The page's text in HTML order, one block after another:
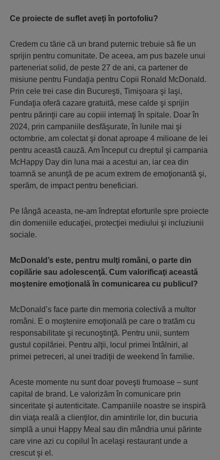
Ce proiecte de suflet aveţi în portofoliu?
Credem cu tărie că un brand puternic trebuie să fie un
sprijin pentru comunitate. De aceea, am pus bazele unui
parteneriat solid, de peste 27 de ani, ca partener de
misiune pentru Fundaţia pentru Copii Ronald McDonald.
Prin cele trei case din Bucureşti, Timişoara şi Iaşi,
Fundaţia oferă cazare gratuită, mese calde şi sprijin
pentru părinţii care au copiii internaţi în spitale. Doar în
2024, prin campaniile desfăşurate, în lunile mai şi
octombrie, am colectat şi donat aproape 4 milioane de lei
pentru această cauză. Am început cu dreptul şi campania
McHappy Day din luna mai a acestui an, iar cea din
toamnă se anunţă de pe acum extrem de emoţionantă şi,
sperăm, de impact pentru beneficiari.
Pe lângă aceasta, ne-am îndreptat eforturile spre proiecte
din domeniile educaţiei, protecţiei mediului şi incluziunii
sociale.
McDonald’s este, pentru mulţi români, o parte din
copilărie sau adolescenţă. Cum valorificaţi această
moştenire emoţională în comunicarea cu publicul?
McDonald’s face parte din memoria colectivă a multor
români. E o moştenire emoţională pe care o tratăm cu
responsabilitate şi recunoştinţă. Pentru unii, suntem
gustul copilăriei. Pentru alţii, locul primei întâlniri, al
primei petreceri, al unei tradiţii de weekend în familie.
Aceste momente nu sunt doar poveşti frumoase – sunt
capital de brand. Le valorizăm în comunicare prin
sinceritate şi autenticitate. Campaniile noastre se inspiră
din viaţa reală a clienţilor, din amintirile lor, din bucuria
simplă a unui Happy Meal sau din mândria unui părinte
care vine azi cu copilul în acelaşi restaurant unde a
crescut şi el.